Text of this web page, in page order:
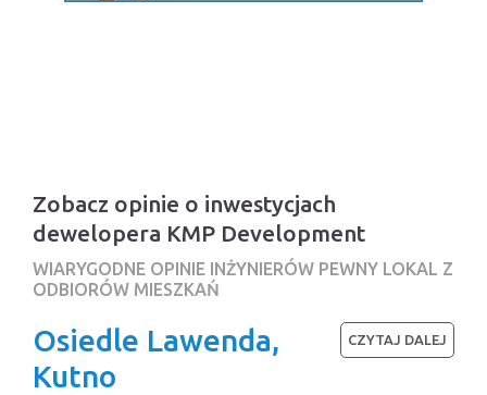
Zobacz opinie o inwestycjach
dewelopera KMP Development
WIARYGODNE OPINIE INŻYNIERÓW PEWNY LOKAL Z
ODBIORÓW MIESZKAŃ
Osiedle Lawenda,
Kutno
CZYTAJ DALEJ